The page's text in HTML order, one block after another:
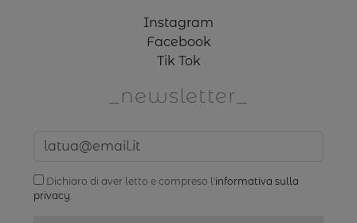
Instagram
Facebook
Tik Tok
newsletter
Dichiaro di aver letto e compreso l'informativa sulla
privacy.